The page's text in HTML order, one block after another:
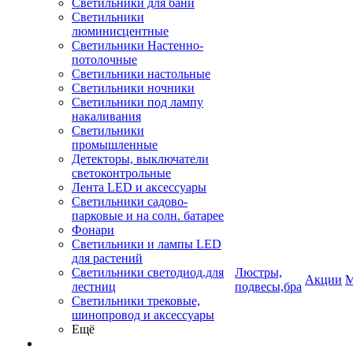
Светильники для бани
Светильники
люминисцентные
Светильники Настенно-
потолочные
Светильники настольные
Светильники ночники
Светильники под лампу
накаливания
Светильники
промышленные
Детекторы, выключатели
светоконтрольные
Лента LED и аксессуары
Светильники садово-
парковые и на солн. батарее
Фонари
Светильники и лампы LED
для растений
Светильники светодиод.для
лестниц
Светильники трековые,
шинопровод и аксессуары
Ещё
Люстры,
подвесы,бра
Акции